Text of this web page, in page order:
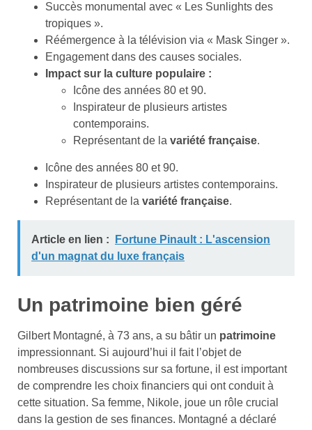
Succès monumental avec « Les Sunlights des
tropiques ».
Réémergence à la télévision via « Mask Singer ».
Engagement dans des causes sociales.
Impact sur la culture populaire :
Icône des années 80 et 90.
Inspirateur de plusieurs artistes
contemporains.
Représentant de la variété française.
Icône des années 80 et 90.
Inspirateur de plusieurs artistes contemporains.
Représentant de la variété française.
Article en lien :
Fortune Pinault : L'ascension
d'un magnat du luxe français
Un patrimoine bien géré
Gilbert Montagné, à 73 ans, a su bâtir un patrimoine
impressionnant. Si aujourd’hui il fait l’objet de
nombreuses discussions sur sa fortune, il est important
de comprendre les choix financiers qui ont conduit à
cette situation. Sa femme, Nikole, joue un rôle crucial
dans la gestion de ses finances. Montagné a déclaré